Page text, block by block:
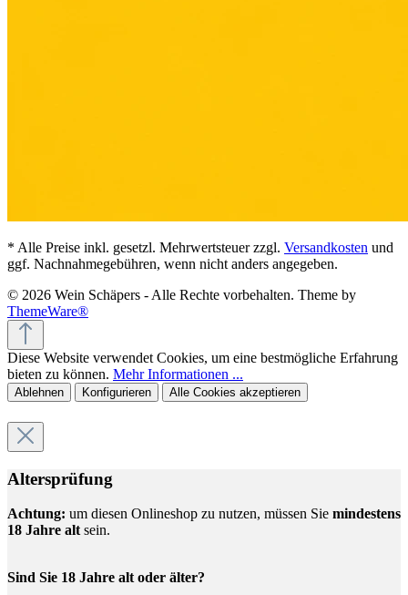
* Alle Preise inkl. gesetzl. Mehrwertsteuer zzgl. Versandkosten und
ggf. Nachnahmegebühren, wenn nicht anders angegeben.
© 2026 Wein Schäpers - Alle Rechte vorbehalten. Theme by
ThemeWare®
Diese Website verwendet Cookies, um eine bestmögliche Erfahrung
bieten zu können. Mehr Informationen ...
Ablehnen Konfigurieren Alle Cookies akzeptieren
Altersprüfung
Achtung: um diesen Onlineshop zu nutzen, müssen Sie mindestens
18 Jahre alt sein.
Sind Sie 18 Jahre alt oder älter?